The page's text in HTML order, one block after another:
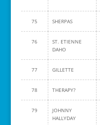
75 SHERPAS
76
ST. ETIENNE
DAHO
77 GILLETTE
78 THERAPY?
79
JOHNNY
HALLYDAY